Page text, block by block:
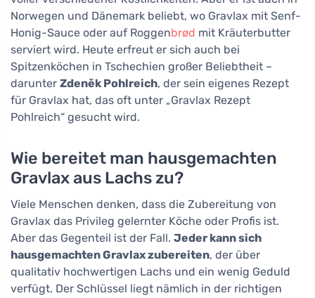
Norwegen und Dänemark beliebt, wo Gravlax mit Senf-
Honig-Sauce oder auf Roggenbrød mit Kräuterbutter
serviert wird. Heute erfreut er sich auch bei
Spitzenköchen in Tschechien großer Beliebtheit –
darunter Zdeněk Pohlreich, der sein eigenes Rezept
für Gravlax hat, das oft unter „Gravlax Rezept
Pohlreich“ gesucht wird.
Wie bereitet man hausgemachten
Gravlax aus Lachs zu?
Viele Menschen denken, dass die Zubereitung von
Gravlax das Privileg gelernter Köche oder Profis ist.
Aber das Gegenteil ist der Fall. Jeder kann sich
hausgemachten Gravlax zubereiten, der über
qualitativ hochwertigen Lachs und ein wenig Geduld
verfügt. Der Schlüssel liegt nämlich in der richtigen